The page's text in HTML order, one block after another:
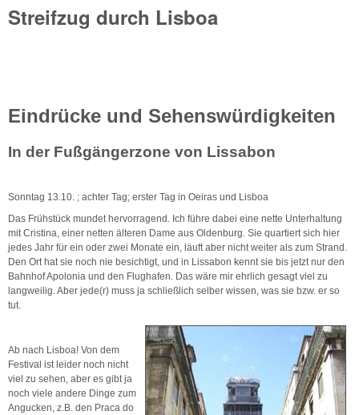
Streifzug durch Lisboa
Eindrücke und Sehenswürdigkeiten
In der Fußgängerzone von Lissabon
Sonntag 13.10. ; achter Tag; erster Tag in Oeiras und Lisboa
Das Frühstück mundet hervorragend. Ich führe dabei eine nette Unterhaltung
mit Cristina, einer netten älteren Dame aus Oldenburg. Sie quartiert sich hier
jedes Jahr für ein oder zwei Monate ein, läuft aber nicht weiter als zum Strand.
Den Ort hat sie noch nie besichtigt, und in Lissabon kennt sie bis jetzt nur den
Bahnhof Apolonia und den Flughafen. Das wäre mir ehrlich gesagt viel zu
langweilig. Aber jede(r) muss ja schließlich selber wissen, was sie bzw. er so
tut.
Ab nach Lisboa! Von dem
Festival ist leider noch nicht
viel zu sehen, aber es gibt ja
noch viele andere Dinge zum
Angucken, z.B. den Praca do